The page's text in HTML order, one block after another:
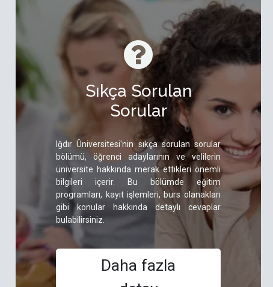
Sıkça Sorulan
Sorular
Iğdır Üniversitesi'nin sıkça sorulan sorular
bölümü, öğrenci adaylarının ve velilerin
üniversite hakkında merak ettikleri önemli
bilgileri içerir. Bu bölümde eğitim
programları, kayıt işlemleri, burs olanakları
gibi konular hakkında detaylı cevaplar
bulabilirsiniz.
Daha fazla